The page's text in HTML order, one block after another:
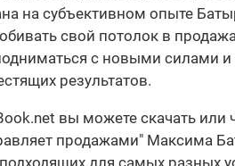
на субъективном опыте
свой потолок в
с новыми силами
результатов.
вы можете скачать или
продажами" Максима